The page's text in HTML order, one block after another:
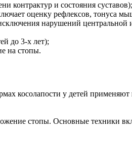
контрактур и состояния суставов);
оценку рефлексов, тонуса
нарушений
до 3-х лет);
на стопы.
косолапости у детей применяют
стопы. Основные техники